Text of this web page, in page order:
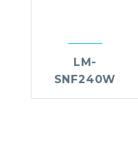
LM-
SNF240W